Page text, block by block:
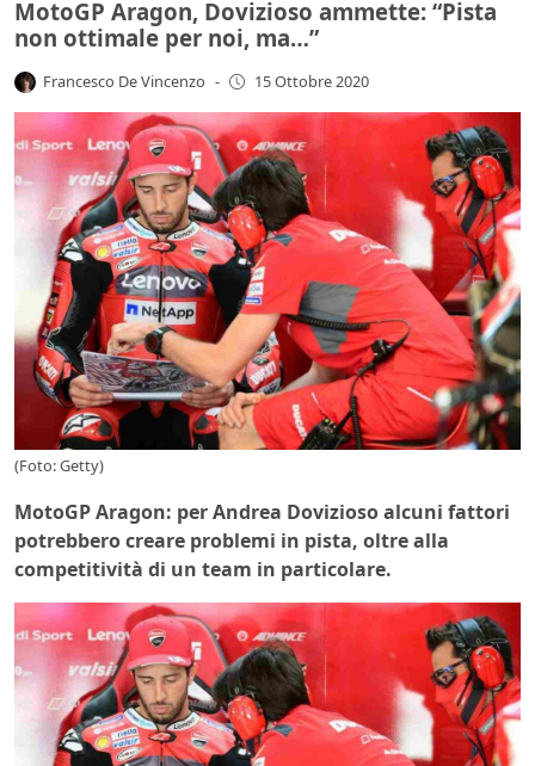
MotoGP Aragon, Dovizioso ammette: “Pista
non ottimale per noi, ma…”
Francesco De Vincenzo - 15 Ottobre 2020
(Foto: Getty)
MotoGP Aragon: per Andrea Dovizioso alcuni fattori
potrebbero creare problemi in pista, oltre alla
competitività di un team in particolare.